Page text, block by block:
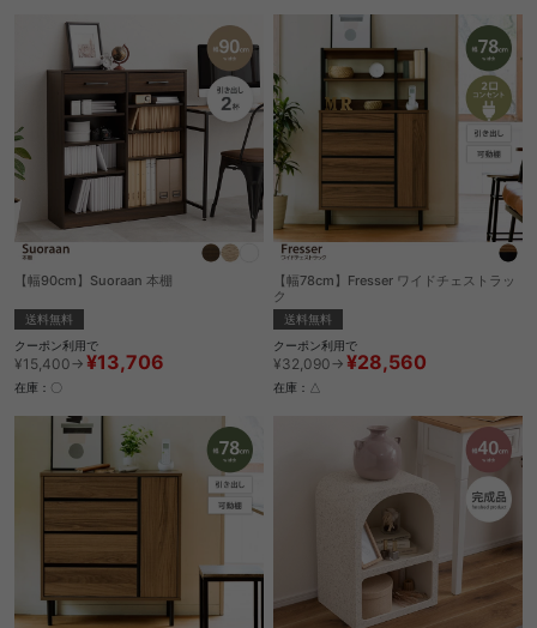
【幅90cm】Suoraan 本棚
送料無料
クーポン利用で
¥15,400→ ¥13,706
在庫：〇
【幅78cm】Fresser ワイドチェストラッ
ク
送料無料
クーポン利用で
¥32,090→ ¥28,560
在庫：△